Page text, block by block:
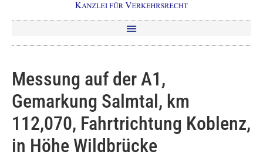
Messung auf der A1,
Gemarkung Salmtal, km
112,070, Fahrtrichtung Koblenz,
in Höhe Wildbrücke